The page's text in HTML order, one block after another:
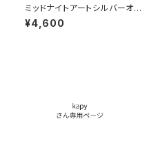
ミッドナイトアートシルバーオリ
ジナルネックレス【クリアマンテ
ルネックレス】
¥4,600